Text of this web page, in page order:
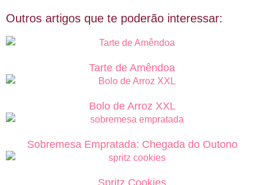
Outros artigos que te poderão interessar:
Tarte de Amêndoa
Bolo de Arroz XXL
Sobremesa Empratada: Chegada do Outono
Spritz Cookies